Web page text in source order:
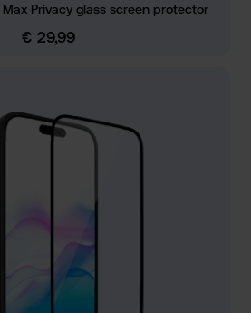
Max Privacy glass screen protector
Normale prijs:
€ 29,99